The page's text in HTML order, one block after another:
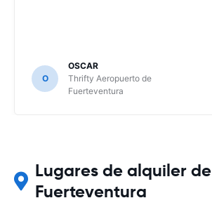
O
OSCAR
Thrifty Aeropuerto de
Fuerteventura
Lugares de alquiler
Fuerteventura